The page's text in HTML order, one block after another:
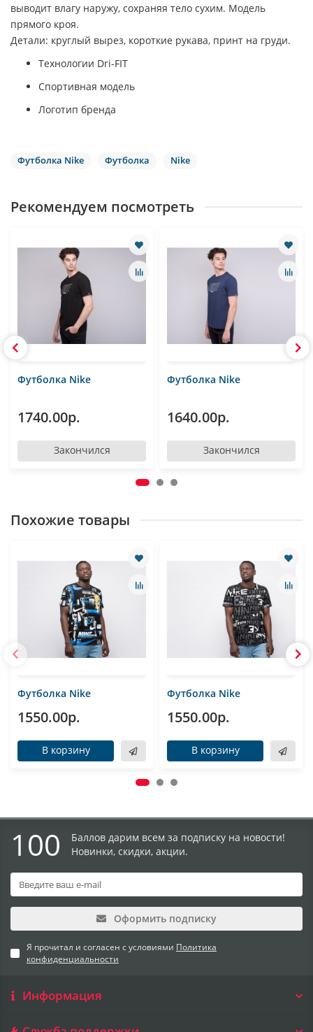
выводит влагу наружу, сохраняя тело сухим. Модель
прямого кроя.
Детали: круглый вырез, короткие рукава, принт на груди.
Технологии Dri-FIT
Спортивная модель
Логотип бренда
Футболка Nike Футболка Nike
Рекомендуем посмотреть
Футболка Nike
1740.00р.
Закончился
Футболка Nike
1640.00р.
Закончился
Похожие товары
Футболка Nike
1550.00р.
В корзину
Футболка Nike
1550.00р.
В корзину
100
Баллов дарим всем за подписку на новости!
Новинки, скидки, акции.
Оформить подписку
Я прочитал и согласен с условиями Политика
конфиденциальности
Информация